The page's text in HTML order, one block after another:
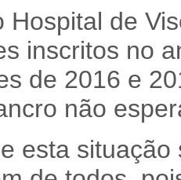
Hospital de
inscritos no
de 2016 e
não
esta